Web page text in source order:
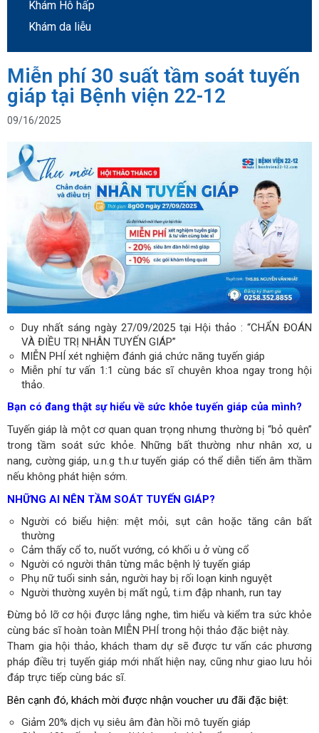
Khám Hô hấp
Khám da liễu
Miễn phí 30 suất tầm soát tuyến
giáp tại Bệnh viện 22-12
09/16/2025
Duy nhất sáng ngày 27/09/2025 tại Hội thảo : “CHẨN ĐOÁN
VÀ ĐIỀU TRỊ NHÂN TUYẾN GIÁP”
MIỄN PHÍ xét nghiệm đánh giá chức năng tuyến giáp
Miễn phí tư vấn 1:1 cùng bác sĩ chuyên khoa ngay trong hội
thảo.
Bạn có đang thật sự hiểu về sức khỏe tuyến giáp của mình?
Tuyến giáp là một cơ quan quan trọng nhưng thường bị “bỏ quên”
trong tầm soát sức khỏe. Những bất thường như nhân xơ, u
nang, cường giáp, u.n.g t.h.ư tuyến giáp có thể diễn tiến âm thầm
nếu không phát hiện sớm.
NHỮNG AI NÊN TẦM SOÁT TUYẾN GIÁP?
Người có biểu hiện: mệt mỏi, sụt cân hoặc tăng cân bất
thường
Cảm thấy cổ to, nuốt vướng, có khối u ở vùng cổ
Người có người thân từng mắc bệnh lý tuyến giáp
Phụ nữ tuổi sinh sản, người hay bị rối loạn kinh nguyệt
Người thường xuyên bị mất ngủ, t.i.m đập nhanh, run tay
Đừng bỏ lỡ cơ hội được lắng nghe, tìm hiểu và kiểm tra sức khỏe
cùng bác sĩ hoàn toàn MIỄN PHÍ trong hội thảo đặc biệt này.
Tham gia hội thảo, khách tham dự sẽ được tư vấn các phương
pháp điều trị tuyến giáp mới nhất hiện nay, cũng như giao lưu hỏi
đáp trực tiếp cùng bác sĩ.
Bên cạnh đó, khách mời được nhận voucher ưu đãi đặc biệt:
Giảm 20% dịch vụ siêu âm đàn hồi mô tuyến giáp